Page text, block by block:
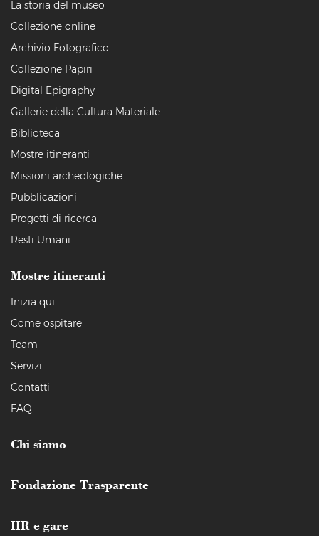
La storia del museo
Collezione online
Archivio Fotografico
Collezione Papiri
Digital Epigraphy
Gallerie della Cultura Materiale
Biblioteca
Mostre itineranti
Missioni archeologiche
Pubblicazioni
Progetti di ricerca
Resti Umani
Mostre itineranti
Inizia qui
Come ospitare
Team
Servizi
Contatti
FAQ
Chi siamo
Fondazione Trasparente
HR e gare